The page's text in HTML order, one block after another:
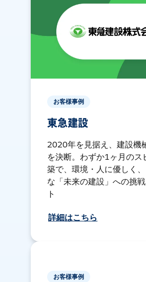
お客様事例
東急建設
2020年を見据え、建設機
を決断。わずか1ヶ月のス
築で、環境・人に優しく
な「未来の建設」への挑
ト
詳細はこちら
お客様事例